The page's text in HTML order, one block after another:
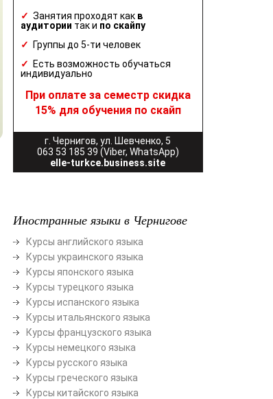
✓ Занятия проходят как в
аудитории так и по скайпу
✓ Группы до 5-ти человек
✓ Есть возможность обучаться
индивидуально
При оплате за семестр скидка
15% для обучения по скайп
г. Чернигов, ул. Шевченко, 5
063 53 185 39 (Viber, WhatsApp)
elle-turkce.business.site
Иностранные языки в Чернигове
Курсы английского языка
Курсы украинского языка
Курсы японского языка
Курсы турецкого языка
Курсы испанского языка
Курсы итальянского языка
Курсы французского языка
Курсы немецкого языка
Курсы русского языка
Курсы греческого языка
Курсы китайского языка